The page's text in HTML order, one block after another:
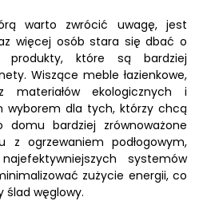
warto zwrócić uwagę, jest
więcej osób stara się dbać o
produkty, które są bardziej
Wiszące meble łazienkowe,
materiałów ekologicznych i
wyborem dla tych, którzy chcą
domu bardziej zrównoważone
z ogrzewaniem podłogowym,
systemów
zużycie energii, co
ślad węglowy.